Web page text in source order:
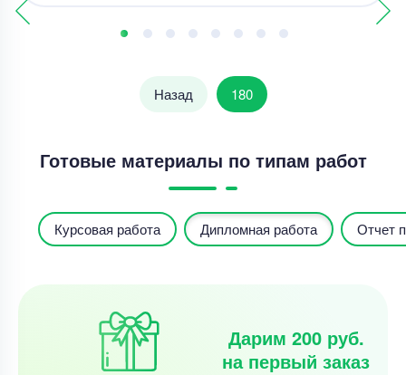
Назад 180
Готовые материалы по типам работ
Курсовая работа Дипломная работа Отчет
Дарим 200 руб.
на первый заказ